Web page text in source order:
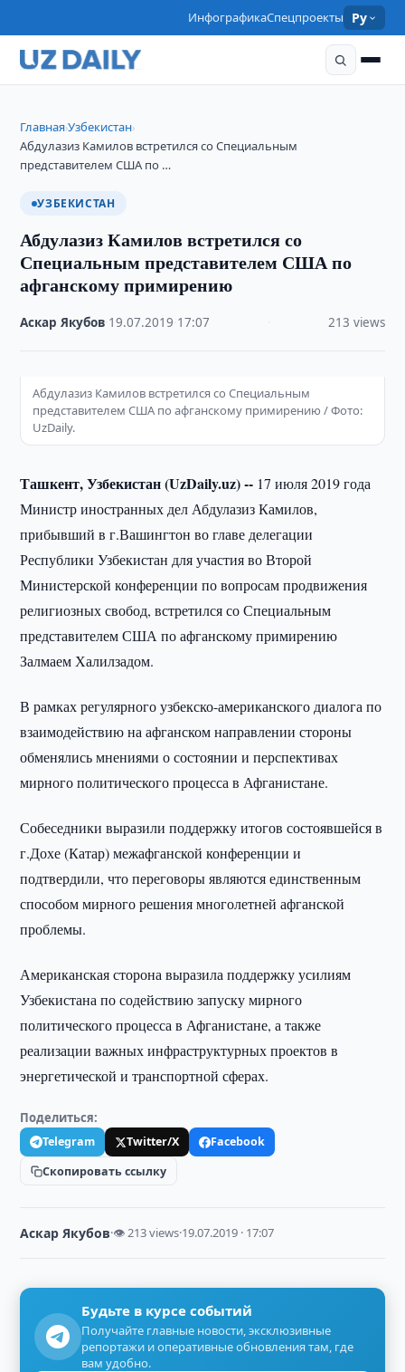
ИнфографикаСпецпроекты Ру
Главная›Узбекистан›
Абдулазиз Камилов встретился со Специальным
представителем США по …
УЗБЕКИСТАН
Абдулазиз Камилов встретился со
Специальным представителем США по
афганскому примирению
Аскар Якубов 19.07.2019 17:07 213 views
Абдулазиз Камилов встретился со Специальным
представителем США по афганскому примирению / Фото:
UzDaily.
Ташкент, Узбекистан (UzDaily.uz) -- 17 июля 2019 года
Министр иностранных дел Абдулазиз Камилов,
прибывший в г.Вашингтон во главе делегации
Республики Узбекистан для участия во Второй
Министерской конференции по вопросам продвижения
религиозных свобод, встретился со Специальным
представителем США по афганскому примирению
Залмаем Халилзадом.
В рамках регулярного узбекско-американского диалога по
взаимодействию на афганском направлении стороны
обменялись мнениями о состоянии и перспективах
мирного политического процесса в Афганистане.
Собеседники выразили поддержку итогов состоявшейся в
г.Дохе (Катар) межафганской конференции и
подтвердили, что переговоры являются единственным
способом мирного решения многолетней афганской
проблемы.
Американская сторона выразила поддержку усилиям
Узбекистана по содействию запуску мирного
политического процесса в Афганистане, а также
реализации важных инфраструктурных проектов в
энергетической и транспортной сферах.
Поделиться:
Telegram Twitter/X
Facebook
Скопировать ссылку
Аскар Якубов·👁 213 views·19.07.2019 · 17:07
Будьте в курсе событий
Получайте главные новости, эксклюзивные
репортажи и оперативные обновления там, где
вам удобно.